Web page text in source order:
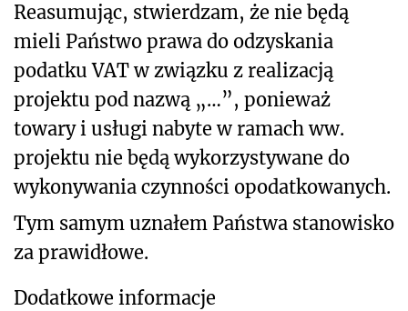
Reasumując, stwierdzam, że nie będą
mieli Państwo prawa do odzyskania
podatku VAT w związku z realizacją
projektu pod nazwą „…”, ponieważ
towary i usługi nabyte w ramach ww.
projektu nie będą wykorzystywane do
wykonywania czynności opodatkowanych.
Tym samym uznałem Państwa stanowisko
za prawidłowe.
Dodatkowe informacje